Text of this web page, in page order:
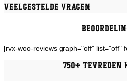
Veelgestelde vragen
[rvx-woo-reviews graph="off" list="off"
750+